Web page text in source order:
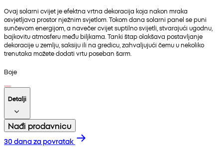
Ovaj solarni cvijet je efektna vrtna dekoracija koja nakon mraka
osvjetljava prostor nježnim svjetlom. Tokom dana solarni panel se puni
sunčevom energijom, a navečer cvijet suptilno svijetli, stvarajući ugodnu,
bajkovitu atmosferu među biljkama. Tanki štap olakšava postavljanje
dekoracije u zemlju, saksiju ili na gredicu, zahvaljujući čemu u nekoliko
trenutaka možete dodati vrtu poseban šarm.
Boje
Detalji
Nađi prodavnicu
30 dana za povratak